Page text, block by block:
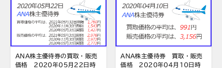
ANA株主優待券の買取・販売
価格 2020年05月22日時
ANA株主優待券 買取・販売
価格 2020年04月10日時